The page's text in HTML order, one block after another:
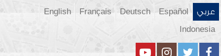
عربي Español
Deutsch
Français
English
Indonesia